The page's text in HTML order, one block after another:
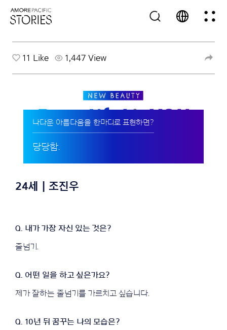
11 Like 1,447 View
나다운 아름다움을 한마디로 표현하면?
당당함.
24세 | 조진우
줄넘기.
제가 잘하는 줄넘기를 가르치고 싶습니다.